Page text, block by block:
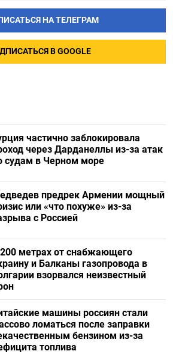
НА ТЕЛЕГРАМ
В GOOGLE
частично заблокировала
через Дарданеллы из-за атак
судам в Черном море
предрек Армении мощный
или «что похуже» из-за
с Россией
метрах от снабжающего
и Балканы газопровода в
взорвался неизвестный
машины россиян стали
ломаться после заправки
бензином из-за
топлива